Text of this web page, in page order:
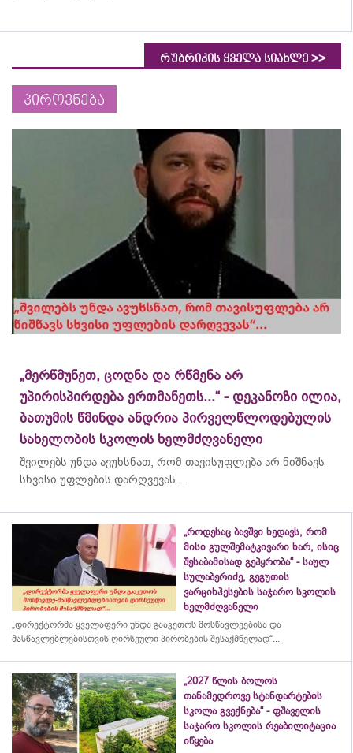
რუბრიკის ყველა სიახლე >>
პიროვნება
„მერწმუნეთ, ცოდნა და რწმენა არ
უპირისპირდება ერთმანეთს...“ - დეკანოზი ილია,
ბათუმის წმინდა ანდრია პირველწლოდებულის
სახელობის სკოლის ხელმძღვანელი
შვილებს უნდა ავუხსნათ, რომ თავისუფლება არ ნიშნავს
სხვისი უფლების დარღვევას...
„როდესაც ბავშვი ხედავს, რომ
მისი გულშემატკივარი ხარ, ისიც
შესაბამისად გეპყრობა“ - საულ
სულაბერიძე, გეგუთის
ვარციხჰესების საჯარო სკოლის
ხელმძღვანელი
„დირექტორმა ყველაფერი უნდა გააკეთოს მოსწავლეებისა და
მასწავლებლებისთვის ღირსეული პირობების შესაქმნელად“...
„2027 წლის ბოლოს
თანამედროვე სტანდარტების
სკოლა გვექნება“ - ფშაველის
საჯარო სკოლის რეაბილიტაცია
იწყება